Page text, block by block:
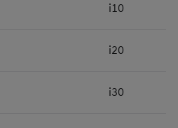
i10
i20
i30